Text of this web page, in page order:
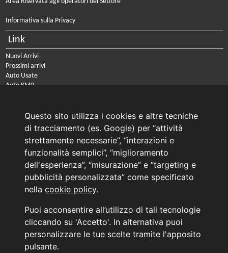
Questo sito utilizza i cookies e altre tecniche
di tracciamento (es. Google) per “attività
strettamente necessarie”, “interazioni e
funzionalità semplici”, “miglioramento
dell'esperienza”, “misurazione” e “targeting e
pubblicità personalizzata” come specificato
nella cookie policy.
Puoi acconsentire all’utilizzo di tali tecnologie
cliccando su 'Accetto'. In alternativa puoi
personalizzare le tue scelte tramite l'apposito
pulsante.
Informativa sulla Privacy
Link
Nuovi Arrivi
Prossimi arrivi
Auto Usate
Auto KM0
PRENOTA IL TUO INTERVENTO DI OFFICINA
PRENOTA LA REVISIONE DELLA TUA AUTO
Consulente Online Usato: 0805608980
Consulente Online Hyundai: 0805608985
AUTO PLANET BARI SRL | BARI, via Zippitelli 32-34 - CAP 70132 | P.I. 05126720720
Generata in 0,051 secondi | 216.73.216.165
INFORMATIVA AI SENSI DELL'ART. 79 DEL REG. IVASS n° 40/2018